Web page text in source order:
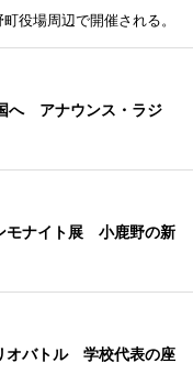
役場周辺で開催される。
へ アナウンス・ラジ
モナイト展 小鹿野の新
オバトル 学校代表の座